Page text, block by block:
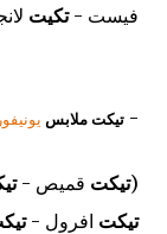
فيست -تكيت
- تيكت ملابس
(تيكت قميص -
تيكت افرول -